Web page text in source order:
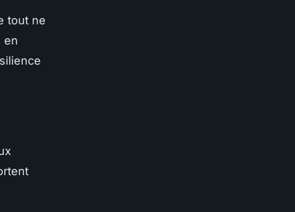
tout ne
en